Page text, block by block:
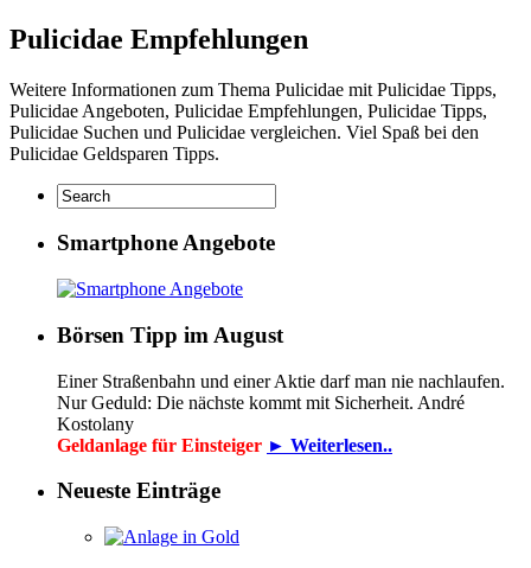
Pulicidae Empfehlungen
Weitere Informationen zum Thema Pulicidae mit Pulicidae Tipps,
Pulicidae Angeboten, Pulicidae Empfehlungen, Pulicidae Tipps,
Pulicidae Suchen und Pulicidae vergleichen. Viel Spaß bei den
Pulicidae Geldsparen Tipps.
Smartphone Angebote
Börsen Tipp im August
Einer Straßenbahn und einer Aktie darf man nie nachlaufen.
Nur Geduld: Die nächste kommt mit Sicherheit. André
Kostolany
Geldanlage für Einsteiger ► Weiterlesen..
Neueste Einträge